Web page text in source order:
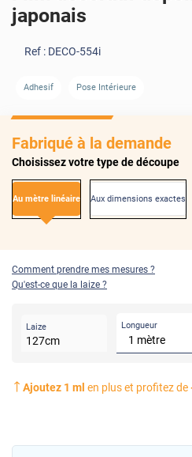
japonais
Ref : DECO-554i
Adhesif Pose Intérieure
Fabriqué à la demande
Choisissez votre type de découpe
Au mètre linéaire Aux dimensions exactes
Comment prendre mes mesures ?
Qu'est-ce que la laize ?
Laize
127cm
Longueur
Ajoutez 1 ml en plus et profitez de